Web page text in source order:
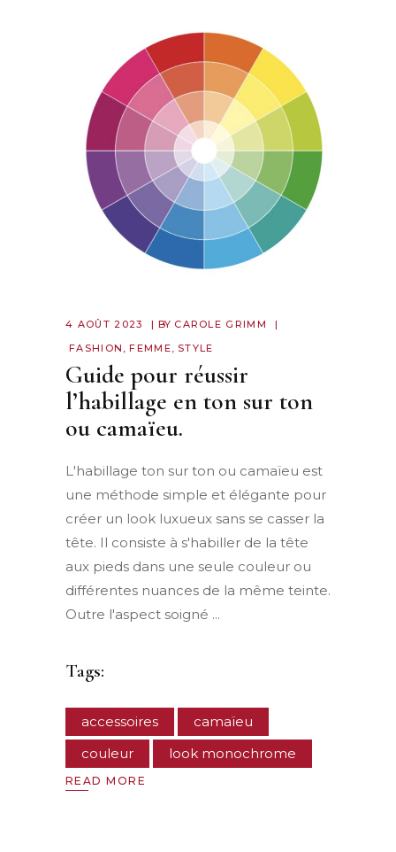
4 AOÛT 2023 BY CAROLE GRIMM
FASHION
,FEMME STYLE
Guide pour réussir
l’habillage en ton sur ton
ou camaïeu.
L'habillage ton sur ton ou camaïeu est
une méthode simple et élégante pour
créer un look luxueux sans se casser la
tête. Il consiste à s'habiller de la tête
aux pieds dans une seule couleur ou
différentes nuances de la même teinte.
Outre l'aspect soigné
Tags:
accessoires
camaïeu
couleur
look monochrome
READ MORE